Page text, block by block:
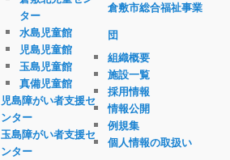
ター
水島児童館
児島児童館
玉島児童館
真備児童館
児島障がい者支援セ
ンター
玉島障がい者支援セ
ンター
倉敷市総合福祉事業
団
組織概要
施設一覧
採用情報
情報公開
例規集
個人情報の取扱い